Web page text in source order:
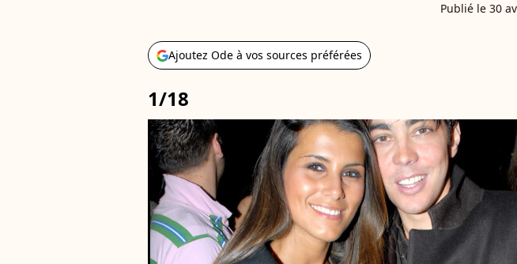
Publié le 30
Ajoutez Ode à vos sources préférées
1/18